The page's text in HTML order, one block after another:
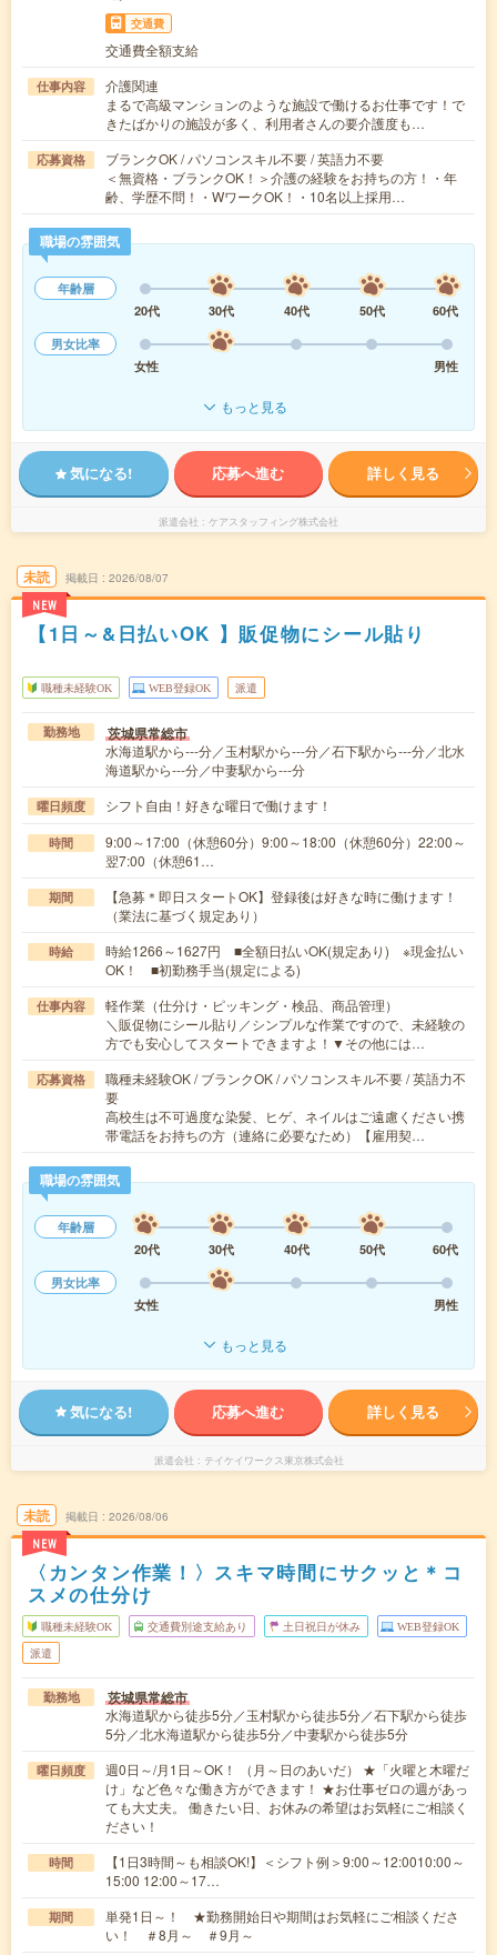
交通費
交通費全額支給
仕事内容
介護関連
まるで高級マンションのような施設で働けるお仕事です！で
きたばかりの施設が多く、利用者さんの要介護度も…
応募資格
ブランクOK / パソコンスキル不要 / 英語力不要
＜無資格・ブランクOK！＞介護の経験をお持ちの方！・年
齢、学歴不問！・WワークOK！・10名以上採用…
職場の雰囲気
年齢層
20代
30代 40代 50代
60代
男女比率
女性
男性
もっと見る
気になる! 応募へ進む 詳しく見る
派遣会社 ケアスタッフィング株式会社
未読
NEW
掲載日 2026/08/07
【1日～&日払いOK 】販促物にシール貼り
職種未経験OK WEB登録OK 派遣
勤務地 茨城県常総市
水海道駅から---分／玉村駅から---分／石下駅から---分／北水
海道駅から---分／中妻駅から---分
曜日頻度 シフト自由！好きな曜日で働けます！
時間
9:00～17:00（休憩60分）9:00～18:00（休憩60分）22:00～
翌7:00（休憩61…
期間
【急募＊即日スタートOK】登録後は好きな時に働けます！
（業法に基づく規定あり）
時給
時給1266～1627円 ■全額日払いOK(規定あり) ※現金払い
OK！ ■初勤務手当(規定による)
仕事内容
軽作業（仕分け・ピッキング・検品、商品管理）
＼販促物にシール貼り／シンプルな作業ですので、未経験の
方でも安心してスタートできますよ！▼その他には…
応募資格
職種未経験OK / ブランクOK / パソコンスキル不要 / 英語力不
要
高校生は不可過度な染髪、ヒゲ、ネイルはご遠慮ください携
帯電話をお持ちの方（連絡に必要なため）【雇用契…
職場の雰囲気
年齢層
20代
30代 40代 50代
60代
男女比率
女性
男性
もっと見る
気になる! 応募へ進む 詳しく見る
派遣会社 テイケイワークス東京株式会社
未読
NEW
掲載日 2026/08/06
〈カンタン作業！〉スキマ時間にサクッと＊コ
スメの仕分け
職種未経験OK 交通費別途支給あり 土日祝日が休み WEB登録OK
派遣
勤務地 茨城県常総市
水海道駅から徒歩5分／玉村駅から徒歩5分／石下駅から徒歩
5分／北水海道駅から徒歩5分／中妻駅から徒歩5分
曜日頻度
週0日～/月1日～OK！ （月～日のあいだ） ★「火曜と木曜だ
け」など色々な働き方ができます！ ★お仕事ゼロの週があっ
ても大丈夫。 働きたい日、お休みの希望はお気軽にご相談く
ださい！
時間
【1日3時間～も相談OK!】＜シフト例＞9:00～12:0010:00～
15:00 12:00～17…
期間
単発1日～！ ★勤務開始日や期間はお気軽にご相談くださ
い！ ＃8月～ ＃9月～